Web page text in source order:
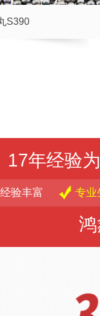
S390
17年经验
经验丰富 专业